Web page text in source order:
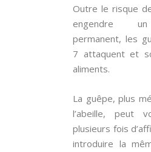
Outre le risque
engendre
permanent, les
7 attaquent et
aliments.
La guêpe, plus
l’abeille, peut
plusieurs fois
introduire la